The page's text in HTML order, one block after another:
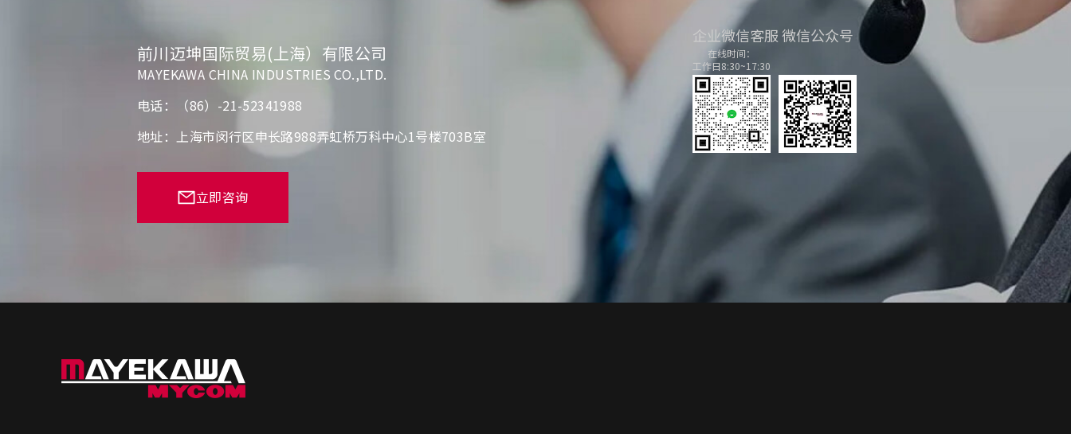
前川迈坤国际贸易(上海）有限公司
MAYEKAWA CHINA INDUSTRIES CO.,LTD.
电话：（86）-21-52341988
地址：上海市闵行区申长路988弄虹桥万科中心1号楼703B室
立即咨询
企业微信客服
在线时间：
工作日8:30~17:30
微信公众号